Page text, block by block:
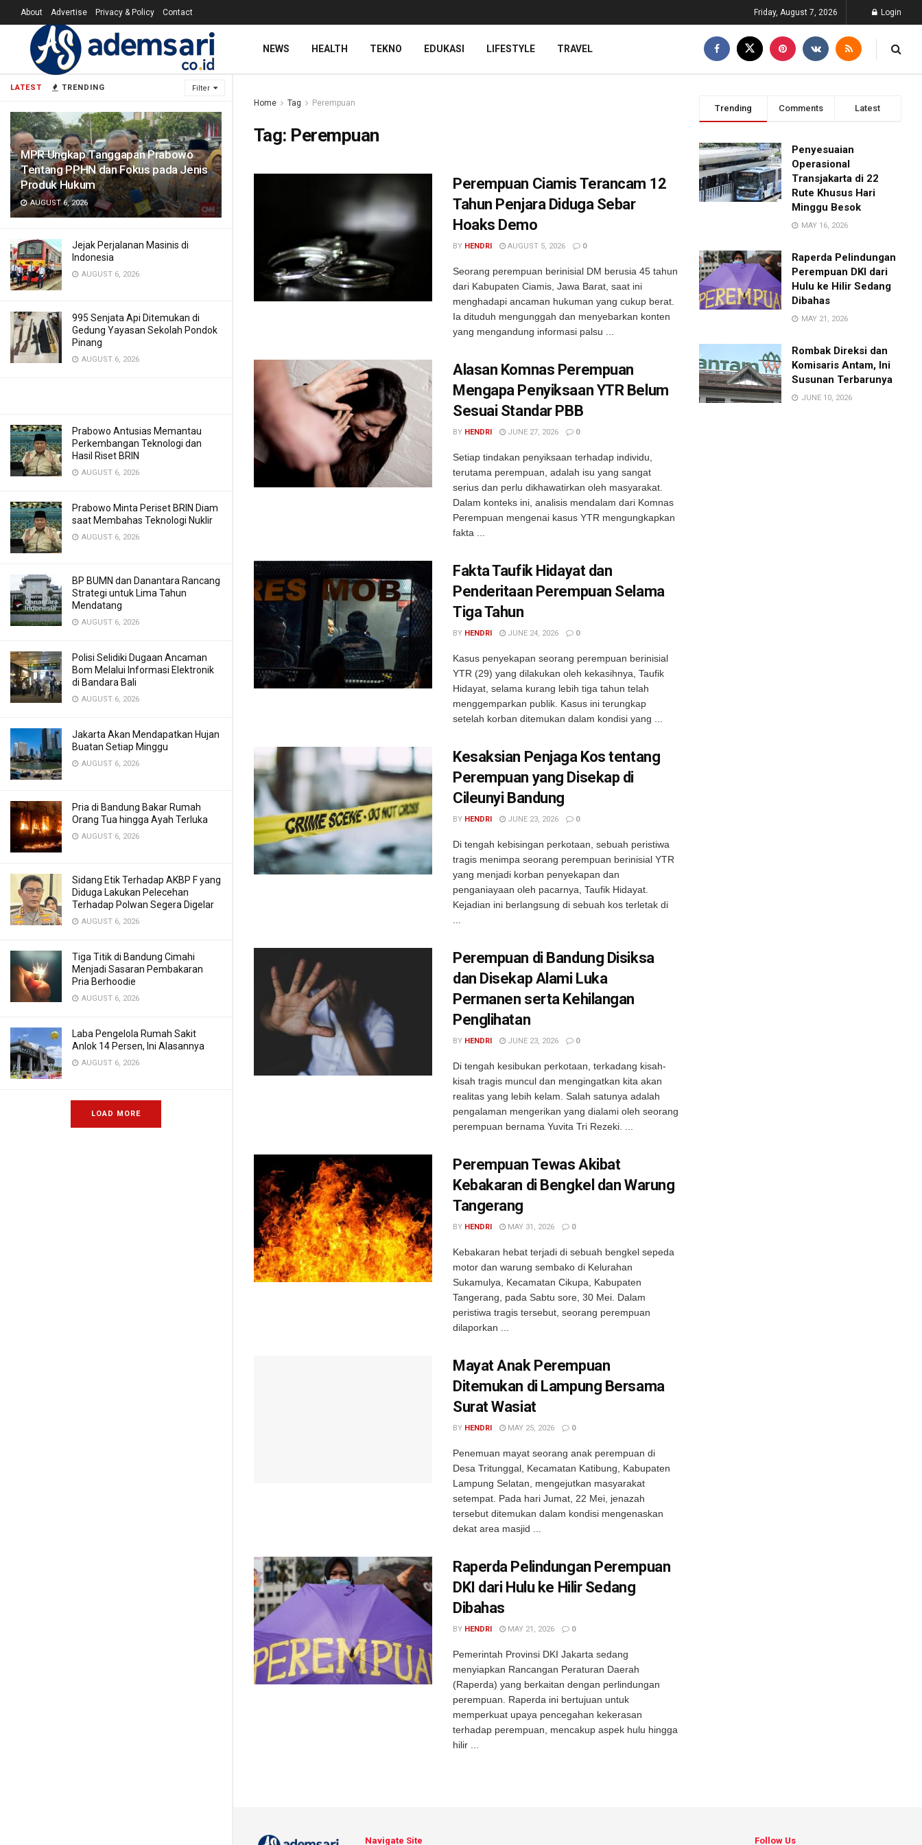
LATEST TRENDING Filter
MPR Ungkap Tanggapan Prabowo
Tentang PPHN dan Fokus pada Jenis
Produk Hukum
AUGUST 6, 2026
Jejak Perjalanan Masinis di
Indonesia
AUGUST 6, 2026
995 Senjata Api Ditemukan di
Gedung Yayasan Sekolah Pondok
Pinang
AUGUST 6, 2026
Prabowo Antusias Memantau
Perkembangan Teknologi dan
Hasil Riset BRIN
AUGUST 6, 2026
Prabowo Minta Periset BRIN Diam
saat Membahas Teknologi Nuklir
AUGUST 6, 2026
BP BUMN dan Danantara Rancang
Strategi untuk Lima Tahun
Mendatang
AUGUST 6, 2026
Polisi Selidiki Dugaan Ancaman
Bom Melalui Informasi Elektronik
di Bandara Bali
AUGUST 6, 2026
Jakarta Akan Mendapatkan Hujan
Buatan Setiap Minggu
AUGUST 6, 2026
Pria di Bandung Bakar Rumah
Orang Tua hingga Ayah Terluka
AUGUST 6, 2026
Sidang Etik Terhadap AKBP F yang
Diduga Lakukan Pelecehan
Terhadap Polwan Segera Digelar
AUGUST 6, 2026
Tiga Titik di Bandung Cimahi
Menjadi Sasaran Pembakaran
Pria Berhoodie
AUGUST 6, 2026
Laba Pengelola Rumah Sakit
Anlok 14 Persen, Ini Alasannya
AUGUST 6, 2026
LOAD MORE
About Advertise Privacy & Policy Contact Friday, August 7, 2026 Login
NEWS HEALTH TEKNO EDUKASI LIFESTYLE TRAVEL
Home Tag Perempuan
Tag: Perempuan
Perempuan Ciamis Terancam 12
Tahun Penjara Diduga Sebar
Hoaks Demo
BY HENDRI AUGUST 5, 2026 0
Seorang perempuan berinisial DM berusia 45 tahun
dari Kabupaten Ciamis, Jawa Barat, saat ini
menghadapi ancaman hukuman yang cukup berat.
Ia dituduh mengunggah dan menyebarkan konten
yang mengandung informasi palsu ...
Alasan Komnas Perempuan
Mengapa Penyiksaan YTR Belum
Sesuai Standar PBB
BY HENDRI JUNE 27, 2026 0
Setiap tindakan penyiksaan terhadap individu,
terutama perempuan, adalah isu yang sangat
serius dan perlu dikhawatirkan oleh masyarakat.
Dalam konteks ini, analisis mendalam dari Komnas
Perempuan mengenai kasus YTR mengungkapkan
fakta ...
Fakta Taufik Hidayat dan
Penderitaan Perempuan Selama
Tiga Tahun
BY HENDRI JUNE 24, 2026 0
Kasus penyekapan seorang perempuan berinisial
YTR (29) yang dilakukan oleh kekasihnya, Taufik
Hidayat, selama kurang lebih tiga tahun telah
menggemparkan publik. Kasus ini terungkap
setelah korban ditemukan dalam kondisi yang ...
Kesaksian Penjaga Kos tentang
Perempuan yang Disekap di
Cileunyi Bandung
BY HENDRI JUNE 23, 2026 0
Di tengah kebisingan perkotaan, sebuah peristiwa
tragis menimpa seorang perempuan berinisial YTR
yang menjadi korban penyekapan dan
penganiayaan oleh pacarnya, Taufik Hidayat.
Kejadian ini berlangsung di sebuah kos terletak di
Perempuan di Bandung Disiksa
dan Disekap Alami Luka
Permanen serta Kehilangan
Penglihatan
BY HENDRI JUNE 23, 2026 0
Di tengah kesibukan perkotaan, terkadang kisah-
kisah tragis muncul dan mengingatkan kita akan
realitas yang lebih kelam. Salah satunya adalah
pengalaman mengerikan yang dialami oleh seorang
perempuan bernama Yuvita Tri Rezeki. ...
Perempuan Tewas Akibat
Kebakaran di Bengkel dan Warung
Tangerang
BY HENDRI MAY 31, 2026 0
Kebakaran hebat terjadi di sebuah bengkel sepeda
motor dan warung sembako di Kelurahan
Sukamulya, Kecamatan Cikupa, Kabupaten
Tangerang, pada Sabtu sore, 30 Mei. Dalam
peristiwa tragis tersebut, seorang perempuan
dilaporkan ...
Mayat Anak Perempuan
Ditemukan di Lampung Bersama
Surat Wasiat
BY HENDRI MAY 25, 2026 0
Penemuan mayat seorang anak perempuan di
Desa Tritunggal, Kecamatan Katibung, Kabupaten
Lampung Selatan, mengejutkan masyarakat
setempat. Pada hari Jumat, 22 Mei, jenazah
tersebut ditemukan dalam kondisi mengenaskan
dekat area masjid ...
Raperda Pelindungan Perempuan
DKI dari Hulu ke Hilir Sedang
Dibahas
BY HENDRI MAY 21, 2026 0
Pemerintah Provinsi DKI Jakarta sedang
menyiapkan Rancangan Peraturan Daerah
(Raperda) yang berkaitan dengan perlindungan
perempuan. Raperda ini bertujuan untuk
memperkuat upaya pencegahan kekerasan
terhadap perempuan, mencakup aspek hulu hingga
hilir ...
Trending Comments Latest
Penyesuaian
Operasional
Transjakarta di 22
Rute Khusus Hari
Minggu Besok
MAY 16, 2026
Raperda Pelindungan
Perempuan DKI dari
Hulu ke Hilir Sedang
Dibahas
MAY 21, 2026
Rombak Direksi dan
Komisaris Antam, Ini
Susunan Terbarunya
JUNE 10, 2026
Navigate Site Follow Us